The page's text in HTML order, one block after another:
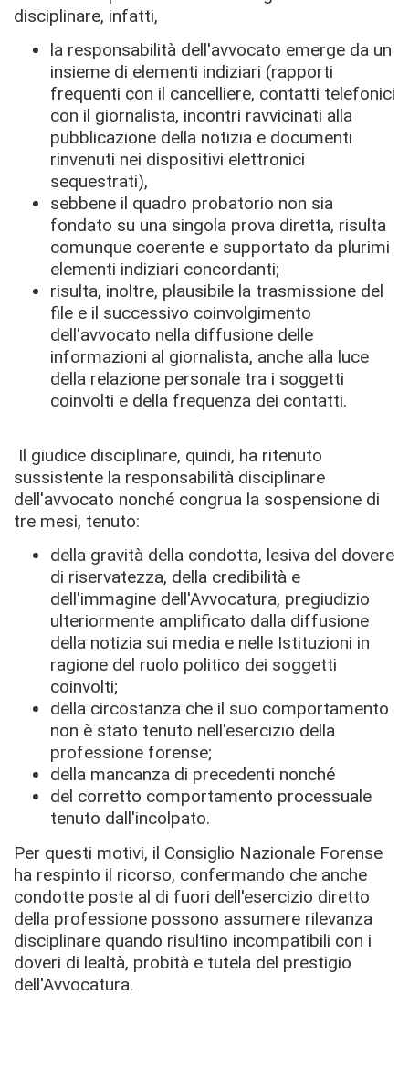
disciplinare, infatti,
la responsabilità dell'avvocato emerge da un
insieme di elementi indiziari (rapporti
frequenti con il cancelliere, contatti telefonici
con il giornalista, incontri ravvicinati alla
pubblicazione della notizia e documenti
rinvenuti nei dispositivi elettronici
sequestrati),
sebbene il quadro probatorio non sia
fondato su una singola prova diretta, risulta
comunque coerente e supportato da plurimi
elementi indiziari concordanti;
risulta, inoltre, plausibile la trasmissione del
file e il successivo coinvolgimento
dell'avvocato nella diffusione delle
informazioni al giornalista, anche alla luce
della relazione personale tra i soggetti
coinvolti e della frequenza dei contatti.
Il giudice disciplinare, quindi, ha ritenuto
sussistente la responsabilità disciplinare
dell'avvocato nonché congrua la sospensione di
tre mesi, tenuto:
della gravità della condotta, lesiva del dovere
di riservatezza, della credibilità e
dell'immagine dell'Avvocatura, pregiudizio
ulteriormente amplificato dalla diffusione
della notizia sui media e nelle Istituzioni in
ragione del ruolo politico dei soggetti
coinvolti;
della circostanza che il suo comportamento
non è stato tenuto nell'esercizio della
professione forense;
della mancanza di precedenti nonché
del corretto comportamento processuale
tenuto dall'incolpato.
Per questi motivi, il Consiglio Nazionale Forense
ha respinto il ricorso, confermando che anche
condotte poste al di fuori dell'esercizio diretto
della professione possono assumere rilevanza
disciplinare quando risultino incompatibili con i
doveri di lealtà, probità e tutela del prestigio
dell'Avvocatura.